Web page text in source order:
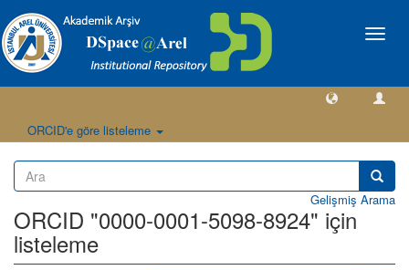
Geçiş
ORCID'e göre listeleme
Gelişmiş Arama
ORCID "0000-0001-5098-8924" için
listeleme